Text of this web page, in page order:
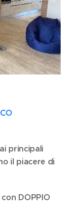
principali
il piacere di
DOPPIO